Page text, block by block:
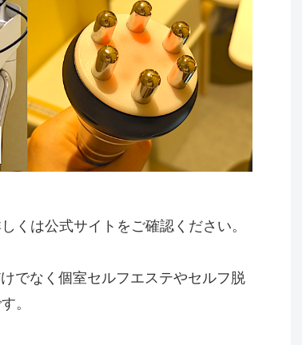
くは公式サイトをご確認ください。
でなく個室セルフエステやセルフ脱
。